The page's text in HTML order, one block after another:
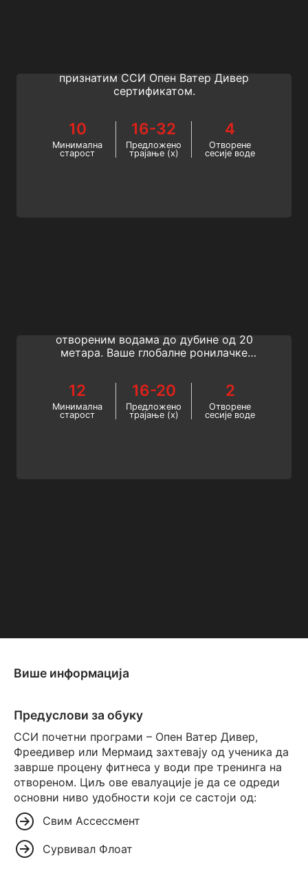
признатим ССИ Опен Ватер Дивер
сертификатом.
10
Минимална
старост
16-32
Предложено
трајање (х)
4
Отворене
сесије воде
отвореним водама до дубине од 20
метара. Ваше глобалне ронилачке
12
Минимална
старост
16-20
Предложено
трајање (х)
2
Отворене
сесије воде
Више информација
Предуслови за обуку
ССИ почетни програми – Опен Ватер Дивер,
Фреедивер или Мермаид захтевају од ученика да
заврше процену фитнеса у води пре тренинга на
отвореном. Циљ ове евалуације је да се одреди
основни ниво удобности који се састоји од:
Свим Ассессмент
Сурвивал Флоат